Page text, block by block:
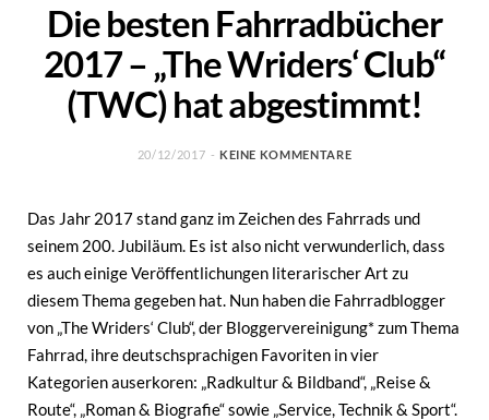
Die besten Fahrradbücher
2017 – „The Wriders‘ Club“
(TWC) hat abgestimmt!
20/12/2017 KEINE KOMMENTARE
Das Jahr 2017 stand ganz im Zeichen des Fahrrads und
seinem 200. Jubiläum. Es ist also nicht verwunderlich, dass
es auch einige Veröffentlichungen literarischer Art zu
diesem Thema gegeben hat. Nun haben die Fahrradblogger
von „The Wriders‘ Club“, der Bloggervereinigung* zum Thema
Fahrrad, ihre deutschsprachigen Favoriten in vier
Kategorien auserkoren: „Radkultur & Bildband“, „Reise &
Route“, „Roman & Biografie“ sowie „Service, Technik & Sport“.